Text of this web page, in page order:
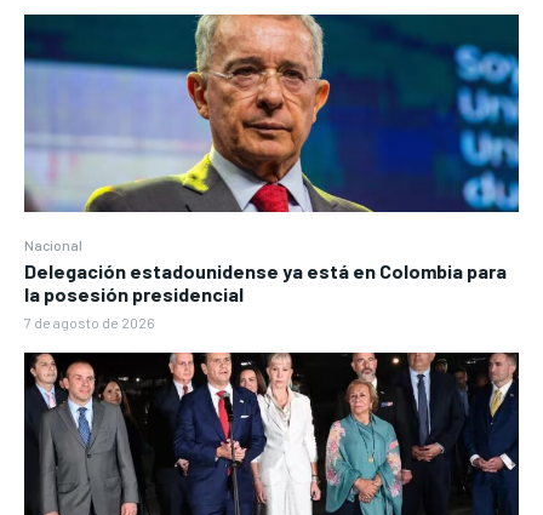
Nacional
Delegación estadounidense ya está en Colombia para
la posesión presidencial
7 de agosto de 2026